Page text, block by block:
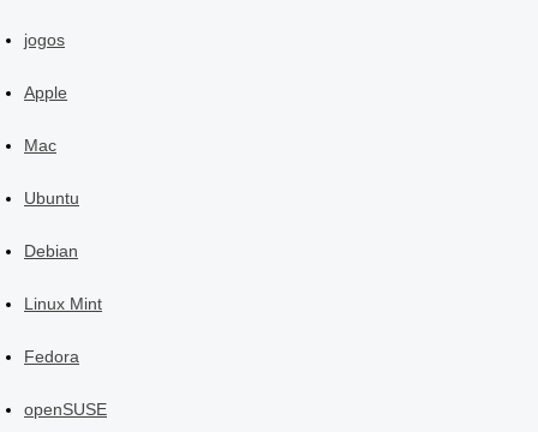
jogos
Apple
Mac
Ubuntu
Debian
Linux Mint
Fedora
openSUSE